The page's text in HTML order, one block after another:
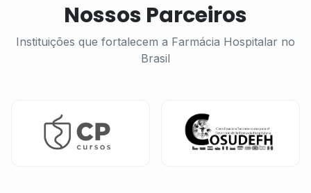
Nossos Parceiros
Instituições que fortalecem a Farmácia Hospitalar no
Brasil